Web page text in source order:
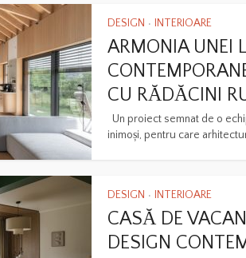
DESIGN • INTERIOARE
ARMONIA UNEI
CU RĂDĂCINI
Un proiect semnat de o
inimoși, pentru care
DESIGN • INTERIOARE
CASĂ DE
DESIGN